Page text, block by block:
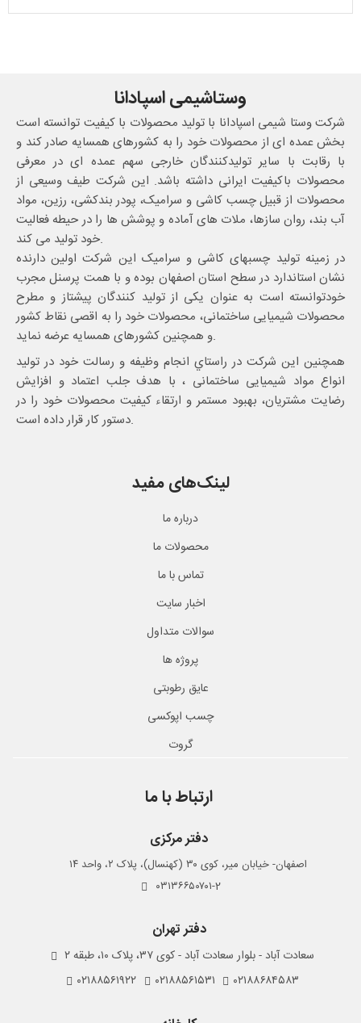
وستاشیمی اسپادانا
شرکت وستا شیمی اسپادانا با تولید محصولات با کیفیت توانسته است
بخش عمده ای از محصولات خود را به کشورهای همسایه صادر کند و
با رقابت با سایر تولیدکنندگان خارجی سهم عمده ای در معرفی
محصولات باکیفیت ایرانی داشته باشد. این شرکت طیف وسیعی از
محصولات از قبیل چسب کاشی و سرامیک، پودر بندکشی، رزین، مواد
آب بند، روان سازها، ملات های آماده و پوشش ها را در حیطه فعالیت
خود تولید می کند.
در زمینه تولید چسبهای کاشی و سرامیک این شرکت اولین دارنده
نشان استاندارد در سطح استان اصفهان بوده و با همت پرسنل مجرب
خودتوانسته است به عنوان یکی از تولید کنندگان پیشتاز و مطرح
محصولات شیمیایی ساختمانی، محصولات خود را به اقصی نقاط کشور
و همچنین کشورهای همسایه عرضه نماید.
همچنین این شرکت در راستاي انجام وظيفه و رسالت خود در تولید
انواع مواد شیمیایی ساختمانی ، با هدف جلب اعتماد و افزایش
رضایت مشتریان، بهبود مستمر و ارتقاء کیفیت محصولات خود را در
دستور کار قرار داده است.
لینک‌های مفید
درباره ما
محصولات ما
تماس با ما
اخبار سایت
سوالات متداول
پروژه ها
عایق رطوبتی
چسب اپوکسی
گروت
ارتباط با ما
دفتر مرکزی
اصفهان- خیابان میر، کوی ۳۰ (کهنسال)، پلاک ۲، واحد ۱۴
۰۳۱۳۶۶۵۰۷۰۱-2
دفتر تهران
سعادت آباد - بلوار سعادت آباد - کوی ۳۷، پلاک ۱۰، طبقه ۲
۰۲۱۸۸۵۶۱۹۲۲
۰۲۱۸۸۵۶۱۵۳۱ ۰۲۱۸۸۶۸۴۵۸۳